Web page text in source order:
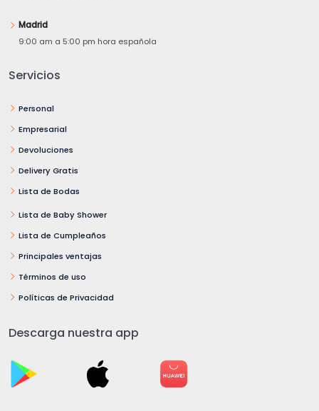
Madrid
9:00 am a 5:00 pm hora española
Servicios
Personal
Empresarial
Devoluciones
Delivery Gratis
Lista de Bodas
Lista de Baby Shower
Lista de Cumpleaños
Principales ventajas
Términos de uso
Políticas de Privacidad
Descarga nuestra app